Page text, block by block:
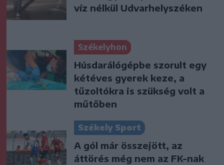
víz nélkül Udvarhelyszéken
Székelyhon
Húsdarálógépbe szorult egy
kétéves gyerek keze, a
tűzoltókra is szükség volt a
műtőben
Székely Sport
A gól már összejött, az
áttörés még nem az FK-nak